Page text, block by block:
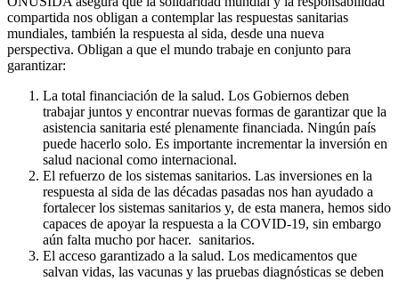
compartida nos obligan a contemplar las respuestas sanitarias
mundiales, también la respuesta al sida, desde una nueva
perspectiva. Obligan a que el mundo trabaje en conjunto para
garantizar:
La total financiación de la salud. Los Gobiernos deben
trabajar juntos y encontrar nuevas formas de garantizar que la
asistencia sanitaria esté plenamente financiada. Ningún país
puede hacerlo solo. Es importante incrementar la inversión en
salud nacional como internacional.
El refuerzo de los sistemas sanitarios. Las inversiones en la
respuesta al sida de las décadas pasadas nos han ayudado a
fortalecer los sistemas sanitarios y, de esta manera, hemos sido
capaces de apoyar la respuesta a la COVID-19, sin embargo
aún falta mucho por hacer. sanitarios.
El acceso garantizado a la salud. Los medicamentos que
salvan vidas, las vacunas y las pruebas diagnósticas se deben